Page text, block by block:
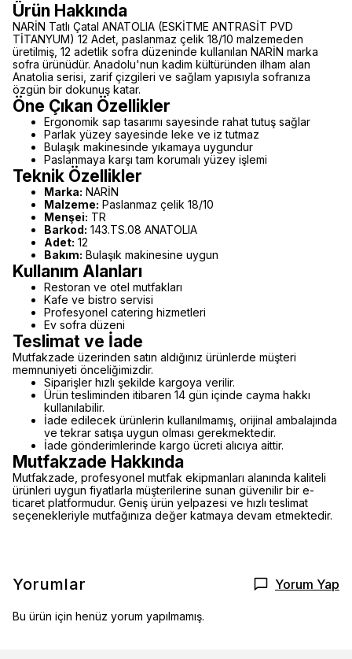
Ürün Hakkında
NARİN Tatlı Çatal ANATOLIA (ESKİTME ANTRASİT PVD
TİTANYUM) 12 Adet, paslanmaz çelik 18/10 malzemeden
üretilmiş, 12 adetlik sofra düzeninde kullanılan NARİN marka
sofra ürünüdür. Anadolu'nun kadim kültüründen ilham alan
Anatolia serisi, zarif çizgileri ve sağlam yapısıyla sofranıza
özgün bir dokunuş katar.
Öne Çıkan Özellikler
Ergonomik sap tasarımı sayesinde rahat tutuş sağlar
Parlak yüzey sayesinde leke ve iz tutmaz
Bulaşık makinesinde yıkamaya uygundur
Paslanmaya karşı tam korumalı yüzey işlemi
Teknik Özellikler
Marka: NARİN
Malzeme: Paslanmaz çelik 18/10
Menşei: TR
Barkod: 143.TS.08 ANATOLIA
Adet: 12
Bakım: Bulaşık makinesine uygun
Kullanım Alanları
Restoran ve otel mutfakları
Kafe ve bistro servisi
Profesyonel catering hizmetleri
Ev sofra düzeni
Teslimat ve İade
Mutfakzade üzerinden satın aldığınız ürünlerde müşteri
memnuniyeti önceliğimizdir.
Siparişler hızlı şekilde kargoya verilir.
Ürün tesliminden itibaren 14 gün içinde cayma hakkı
kullanılabilir.
İade edilecek ürünlerin kullanılmamış, orijinal ambalajında
ve tekrar satışa uygun olması gerekmektedir.
İade gönderimlerinde kargo ücreti alıcıya aittir.
Mutfakzade Hakkında
Mutfakzade, profesyonel mutfak ekipmanları alanında kaliteli
ürünleri uygun fiyatlarla müşterilerine sunan güvenilir bir e-
ticaret platformudur. Geniş ürün yelpazesi ve hızlı teslimat
seçenekleriyle mutfağınıza değer katmaya devam etmektedir.
Yorumlar Yorum Yap
Bu ürün için henüz yorum yapılmamış.